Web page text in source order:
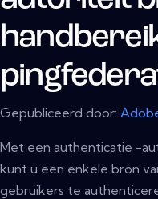
Gepubliceerd door:
Met een authenticatie -
kunt u een enkele bron
gebruikers te